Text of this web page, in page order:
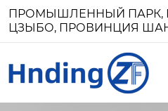
ПРОМЫШЛЕННЫЙ ПАРК,
ЦЗЫБО, ПРОВИНЦИЯ